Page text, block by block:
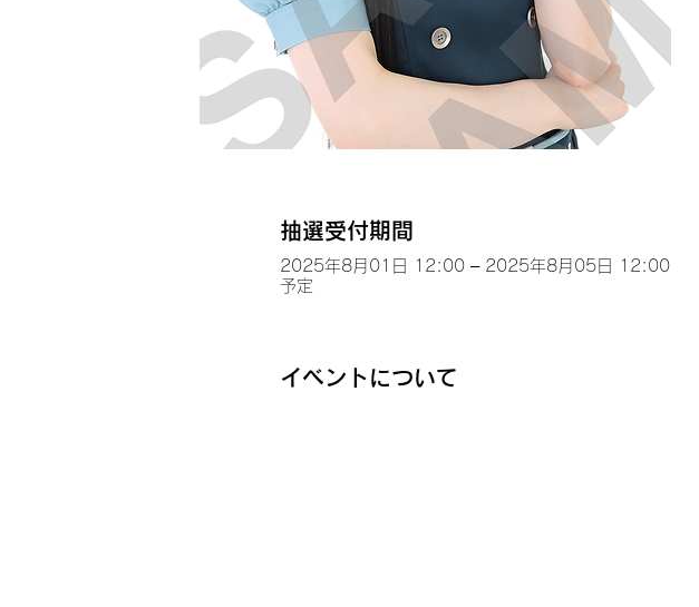
抽選受付期間
2025年8月01日 12:00 – 2025年8月05日 12:00
予定
イベントについて